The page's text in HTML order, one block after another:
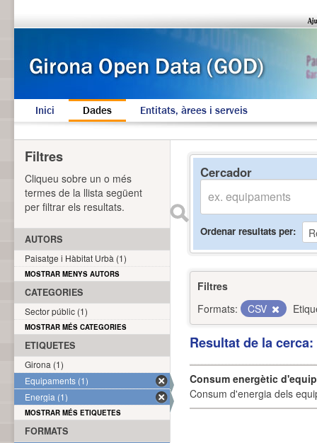
Inici Dades Entitats, àrees i serveis
Cercador
Ordenar resultats per
Filtres
Formats:
CSV
Resultat de la
Consum energètic
Consum d'energia dels
Filtres
Cliqueu sobre un o més
termes de la llista següent
per filtrar els resultats.
AUTORS
Paisatge i Hàbitat Urbà (1)
MOSTRAR MENYS AUTORS
CATEGORIES
Sector públic (1)
MOSTRAR MÉS CATEGORIES
ETIQUETES
Girona (1)
Equipaments (1)
Energia (1)
MOSTRAR MÉS ETIQUETES
FORMATS